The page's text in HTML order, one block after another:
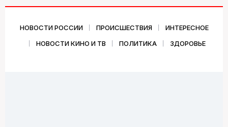
НОВОСТИ РОССИИ ПРОИСШЕСТВИЯ
ИНТЕРЕСНОЕ
НОВОСТИ КИНО И ТВ
ПОЛИТИКА ЗДОРОВЬЕ